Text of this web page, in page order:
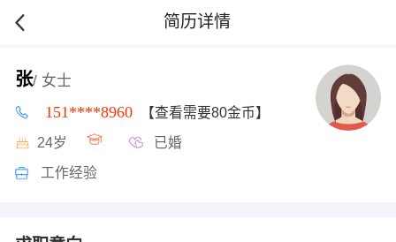
简历详情
张/ 女士
151****8960 【查看需要80金币】
24岁 已婚
工作经验